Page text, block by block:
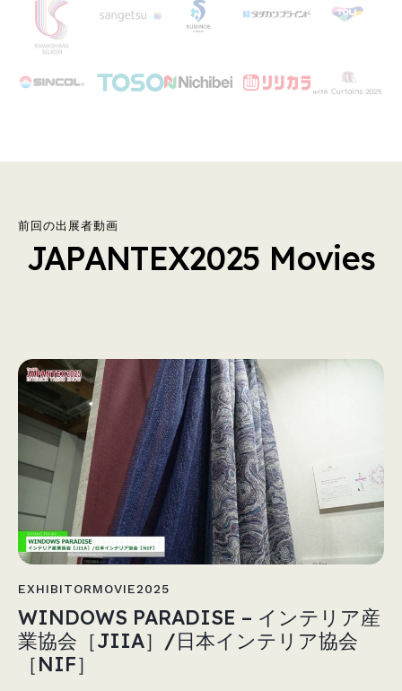
前回の出展者動画
JAPANTEX2025 Movies
EXHIBITORMOVIE2025
WINDOWS PARADISE – インテリア産
業協会［JIIA］/日本インテリア協会
［NIF］